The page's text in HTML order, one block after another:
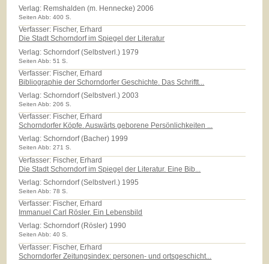
Verlag: Remshalden (m. Hennecke) 2006
Seiten Abb: 400 S.
Verfasser: Fischer, Erhard
Die Stadt Schorndorf im Spiegel der Literatur
Verlag:Schorndorf (Selbstverl.) 1979
Seiten Abb: 51 S.
Verfasser: Fischer, Erhard
Bibliographie der Schorndorfer Geschichte. Das Schriftt...
Verlag:Schorndorf (Selbstverl.) 2003
Seiten Abb: 206 S.
Verfasser: Fischer, Erhard
Schorndorfer Köpfe. Auswärts geborene Persönlichkeiten ...
Verlag:Schorndorf (Bacher) 1999
Seiten Abb: 271 S.
Verfasser: Fischer, Erhard
Die Stadt Schorndorf im Spiegel der Literatur. Eine Bib...
Verlag:Schorndorf (Selbstverl.) 1995
Seiten Abb: 78 S.
Verfasser: Fischer, Erhard
Immanuel Carl Rösler. Ein Lebensbild
Verlag:Schorndorf (Rösler) 1990
Seiten Abb: 40 S.
Verfasser: Fischer, Erhard
Schorndorfer Zeitungsindex: personen- und ortsgeschicht...